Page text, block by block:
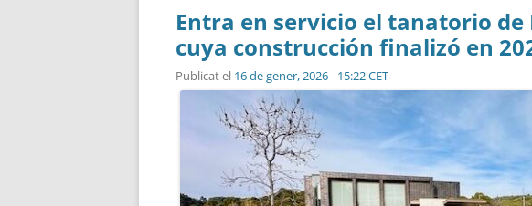
Entra en servicio el tanatorio
cuya construcción finalizó en
Publicat el 16 de gener, 2026 - 15:22 CET